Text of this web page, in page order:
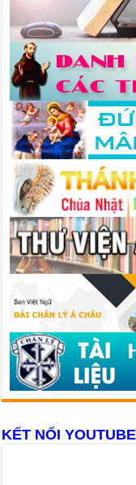
KẾT NỐI YOUTUBE